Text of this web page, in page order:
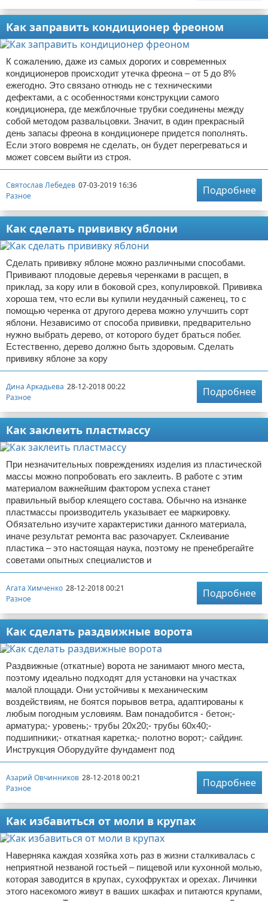
Как заправить кондиционер фреоном
К сожалению, даже из самых дорогих и современных
кондиционеров происходит утечка фреона – от 5 до 8%
ежегодно. Это связано отнюдь не с техническими
дефектами, а с особенностями конструкции самого
кондиционера, где межблочные трубки соединены между
собой методом развальцовки. Значит, в один прекрасный
день запасы фреона в кондиционере придется пополнять.
Если этого вовремя не сделать, он будет перегреваться и
может совсем выйти из строя.
Святослав Лебедев 07-03-2019 16:36
Разное
Подробнее
Как сделать прививку яблони
Сделать прививку яблоне можно различными способами.
Прививают плодовые деревья черенками в расщеп, в
приклад, за кору или в боковой срез, копулировкой. Прививка
хороша тем, что если вы купили неудачный саженец, то с
помощью черенка от другого дерева можно улучшить сорт
яблони. Независимо от способа прививки, предварительно
нужно выбрать дерево, от которого будет браться побег.
Естественно, дерево должно быть здоровым. Сделать
прививку яблоне за кору
Дина Аркадьева 28-12-2018 00:22
Разное
Подробнее
Как заклеить пластмассу
При незначительных повреждениях изделия из пластической
массы можно попробовать его заклеить. В работе с этим
материалом важнейшим фактором успеха станет
правильный выбор клеящего состава. Обычно на изнанке
пластмассы производитель указывает ее маркировку.
Обязательно изучите характеристики данного материала,
иначе результат ремонта вас разочарует. Склеивание
пластика – это настоящая наука, поэтому не пренебрегайте
советами опытных специалистов и
Агата Химченко 28-12-2018 00:21
Разное
Подробнее
Как сделать раздвижные ворота
Раздвижные (откатные) ворота не занимают много места,
поэтому идеально подходят для установки на участках
малой площади. Они устойчивы к механическим
воздействиям, не боятся порывов ветра, адаптированы к
любым погодным условиям. Вам понадобится - бетон;-
арматура;- уровень;- трубы 20х20;- трубы 60х40;-
подшипники;- откатная каретка;- полотно ворот;- сайдинг.
Инструкция Оборудуйте фундамент под
Азарий Овчинников 28-12-2018 00:21
Разное
Подробнее
Как избавиться от моли в крупах
Наверняка каждая хозяйка хоть раз в жизни сталкивалась с
неприятной незваной гостьей – пищевой или кухонной молью,
которая заводится в крупах, сухофруктах и орехах. Личинки
этого насекомого живут в ваших шкафах и питаются крупами,